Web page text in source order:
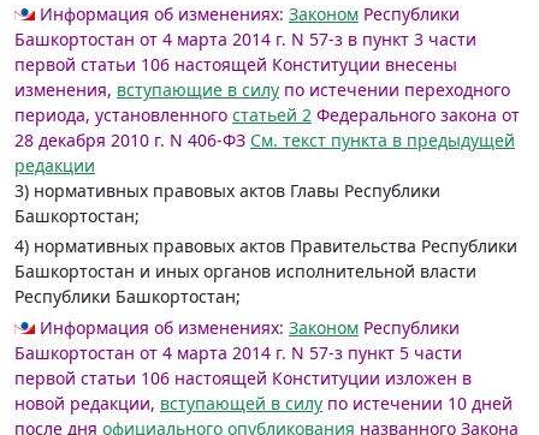
Информация об изменениях: Законом Республики
Башкортостан от 4 марта 2014 г. N 57-з в пункт 3 части
первой статьи 106 настоящей Конституции внесены
изменения, вступающие в силу по истечении переходного
периода, установленного статьей 2 Федерального закона от
28 декабря 2010 г. N 406-ФЗ См. текст пункта в предыдущей
редакции
3) нормативных правовых актов Главы Республики
Башкортостан;
4) нормативных правовых актов Правительства Республики
Башкортостан и иных органов исполнительной власти
Республики Башкортостан;
Информация об изменениях: Законом Республики
Башкортостан от 4 марта 2014 г. N 57-з пункт 5 части
первой статьи 106 настоящей Конституции изложен в
новой редакции, вступающей в силу по истечении 10 дней
после дня официального опубликования названного Закона